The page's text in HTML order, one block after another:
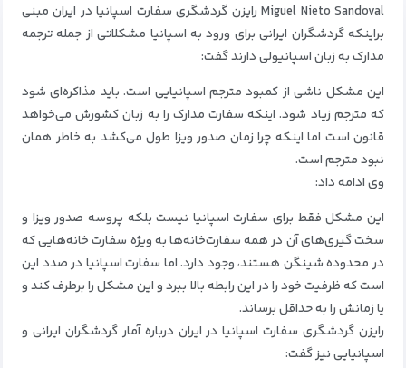
Miguel Nieto Sandoval رایزن گردشگری سفارت اسپانیا در ایران مبنی
براینکه گردشگران ایرانی برای ورود به اسپانیا مشکلاتی از جمله ترجمه
مدارک به زبان اسپانیولی دارند گفت:
این مشکل ناشی از کمبود مترجم اسپانیایی است. باید مذاکره‌ای شود
که مترجم زیاد شود. اینکه سفارت مدارک را به زبان کشورش می‌خواهد
قانون است اما اینکه چرا زمان صدور ویزا طول می‌کشد به خاطر همان
نبود مترجم است.
وی ادامه داد:
این مشکل فقط برای سفارت اسپانیا نیست بلکه پروسه صدور ویزا و
سخت گیری‌های آن در همه سفارت‌خانه‌ها به ویژه سفارت خانه‌هایی که
در محدوده شینگن هستند، وجود دارد. اما سفارت اسپانیا در صدد این
است که ظرفیت خود را در این رابطه بالا ببرد و این مشکل را برطرف کند و
یا زمانش را به حداقل برساند.
رایزن گردشگری سفارت اسپانیا در ایران درباره آمار گردشگران ایرانی و
اسپانیایی نیز گفت: